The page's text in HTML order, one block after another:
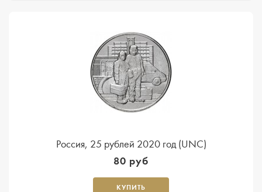
Россия, 25 рублей 2020 год (UNC)
80 руб
КУПИТЬ